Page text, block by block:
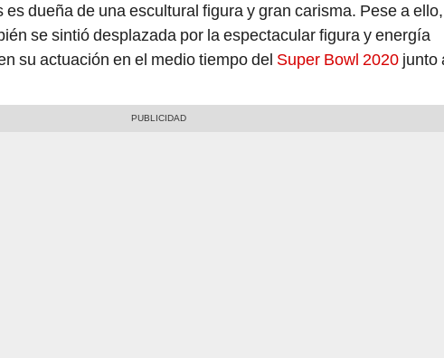
es dueña de una escultural figura y gran carisma. Pese a ello,
se sintió desplazada por la espectacular figura y energía
su actuación en el medio tiempo del Super Bowl 2020 junto